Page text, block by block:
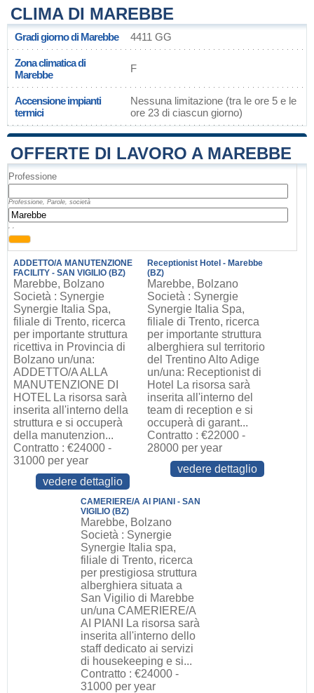
CLIMA DI MAREBBE
Gradi giorno di Marebbe 4411 GG
Zona climatica di
Marebbe
F
Accensione impianti
termici
Nessuna limitazione (tra le ore 5 e le
ore 23 di ciascun giorno)
OFFERTE DI LAVORO A MAREBBE
Professione
Professione, Parole, società
, ,
ADDETTO/A MANUTENZIONE
FACILITY - SAN VIGILIO (BZ)
Marebbe, Bolzano
Società : Synergie
Synergie Italia Spa,
filiale di Trento, ricerca
per importante struttura
ricettiva in Provincia di
Bolzano un/una:
ADDETTO/A ALLA
MANUTENZIONE DI
HOTEL La risorsa sarà
inserita all'interno della
struttura e si occuperà
della manutenzion...
Contratto : €24000 -
31000 per year
vedere dettaglio
Receptionist Hotel - Marebbe
(BZ)
Marebbe, Bolzano
Società : Synergie
Synergie Italia Spa,
filiale di Trento, ricerca
per importante struttura
alberghiera sul territorio
del Trentino Alto Adige
un/una: Receptionist di
Hotel La risorsa sarà
inserita all'interno del
team di reception e si
occuperà di garant...
Contratto : €22000 -
28000 per year
vedere dettaglio
CAMERIERE/A AI PIANI - SAN
VIGILIO (BZ)
Marebbe, Bolzano
Società : Synergie
Synergie Italia spa,
filiale di Trento, ricerca
per prestigiosa struttura
alberghiera situata a
San Vigilio di Marebbe
un/una CAMERIERE/A
AI PIANI La risorsa sarà
inserita all'interno dello
staff dedicato ai servizi
di housekeeping e si...
Contratto : €24000 -
31000 per year